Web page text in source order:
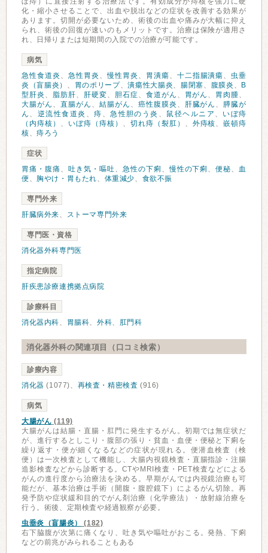
化・縮小させることで、出血や脱出などの症状を改善する効果が
あります。切開が必要ないため、術後の出血や痛みが大幅に抑え
られ、術後の回復が速いのもメリットです。治療は保険が適用さ
れ、日帰りまたは短期間の入院での治療が可能です。
病気
急性食道炎 、 急性胃炎 、慢性胃炎 、 胃潰瘍、 十二指腸潰瘍、 虫垂
炎（盲腸炎） 、 胃のポリープ、潰瘍性大腸炎、 腸閉塞、 腹膜炎 、
B
型肝炎 、 脂肪肝、 肝硬変、 胆石症、 食道がん 、 胃がん 、 胃肉腫、
大腸がん 、 直腸がん 、 結腸がん 、 癌性腹膜炎 、 肝臓がん 、 膵臓が
ん 、 逆流性食道炎 、痔 、急性胆のう炎 、 鼠径ヘルニア 、 いぼ痔
（内痔核） 、 いぼ痔（痔核） 、 切れ痔（裂肛） 、 外痔核、嵌頓痔
核、痔ろう
症状
胃痛・腹痛 、 吐き気・嘔吐、 急性の下痢 、慢性の下痢 、便秘、 血
便、 胸やけ・胃もたれ、 体重減少、 食欲不振
専門外来
肝臓病外来、 ストーマ専門外来
専門医・資格
消化器外科専門医
指定病院
肝疾患診療連携拠点病院
診療科目
消化器内科、 胃腸科、外科、 肛門科
消化器外科の関連項目（口コミ検索）
診療内容
消化器 (1077)、 再検査・精密検査 (916)
病気
大腸がん (119)
大腸がんは結腸・直腸・肛門に発生するがん。初期では無症状だ
が、進行するとしこり・腹部の張り・貧血・血便・便秘と下痢を
繰り返す・便が細くなるなどの症状が現れる。便潜血検査（検
便）は一次検査として機能し、大腸内視鏡検査・直腸指診・注腸
造影検査などから診断する。CTやMRI検査・PET検査などによる
がんの進行度から治療法を決める。早期がんでは内視鏡治療も可
能だが、基本治療は手術（開腹・腹腔鏡下）によるがん切除。再
発予防や症状緩和目的でがん剤治療（化学療法）・放射線治療を
行う。術後、定期検査や経過観察が必要。
虫垂炎（盲腸炎）
(182)
右下脇腹が次第に痛くなり、吐き気や嘔吐がおこる。発熱、下痢
などの前兆がみられることもある